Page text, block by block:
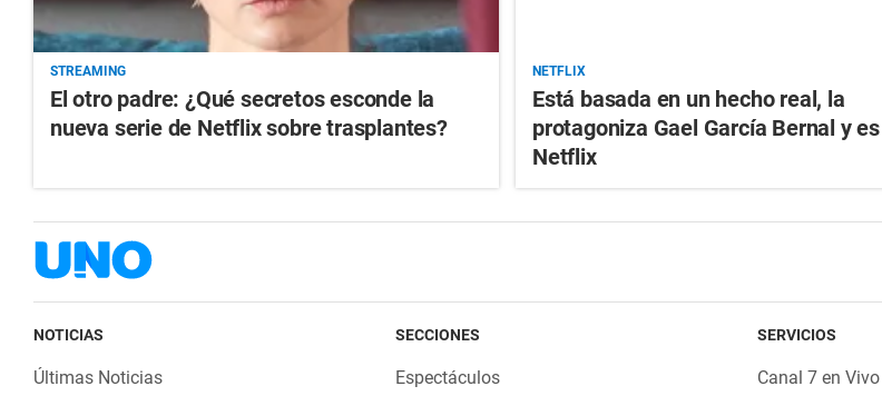
STREAMING
El otro padre: ¿Qué secretos esconde la
nueva serie de Netflix sobre trasplantes?
NETFLIX
Está basada en un hecho real, la
protagoniza Gael García Bernal y
Netflix
NOTICIAS
Últimas Noticias
SECCIONES
Espectáculos
SERVICIOS
Canal 7 en Vivo